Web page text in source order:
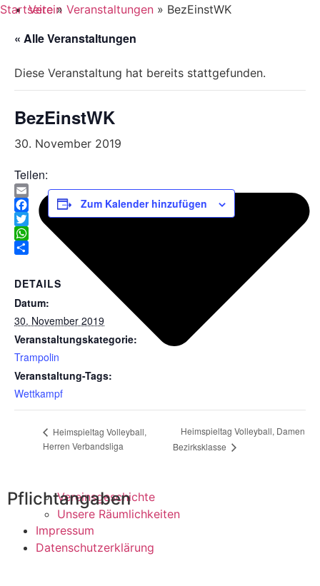
Verein
Vereinsgeschichte
Unsere Räumlichkeiten
Startseite» Veranstaltungen » BezEinstWK
« Alle Veranstaltungen
Diese Veranstaltung hat bereits stattgefunden.
BezEinstWK
30. November 2019
Teilen:
Email
Facebook
Twitter
WhatsApp
Zum Kalender hinzufügen
DETAILS
Datum:
30. November 2019
Veranstaltungskategorie:
Trampolin
Veranstaltung-Tags:
Wettkampf
Heimspieltag Volleyball,
Herren Verbandsliga
Heimspieltag Volleyball, Damen
Bezirksklasse
Pflichtangaben
Impressum
Datenschutzerklärung